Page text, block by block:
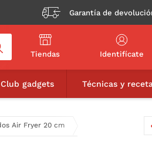
Garantía de
Tiendas Identifícate
Club gadgets Técnicas y
Air Fryer 20 cm